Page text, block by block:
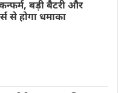
बड़ी बैटरी और
से होगा धमाका